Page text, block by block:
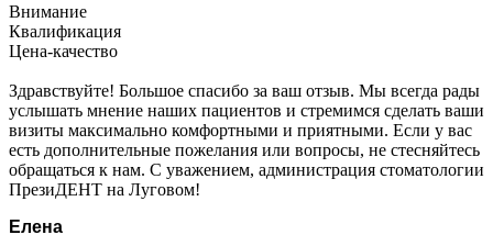
Внимание
Квалификация
Цена-качество
Здравствуйте! Большое спасибо за ваш отзыв. Мы всегда рады
услышать мнение наших пациентов и стремимся сделать ваши
визиты максимально комфортными и приятными. Если у вас
есть дополнительные пожелания или вопросы, не стесняйтесь
обращаться к нам. С уважением, администрация стоматологии
ПрезиДЕНТ на Луговом!
Елена